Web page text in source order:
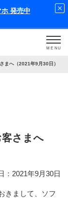
17 Pro 発売中
MENU
まへ（2021年9月30日）
さまへ
：2021年9月30日
きまして、ソフ